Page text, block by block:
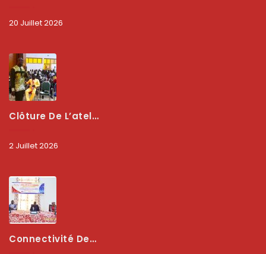
20 Juillet 2026
Clôture De L’atelier National : L’ARCEP Et Les Collectivités Territoriales Consolident Leur Partenariat Pour Booster La Qualité Des Services Numériques
2 Juillet 2026
Connectivité Des Territoires : L’ARCEP Et Les Collectivités Territoriales Scellent Un Pacte Stratégique À Bobo-Dioulasso Pour Booster La Qualité Des Réseaux